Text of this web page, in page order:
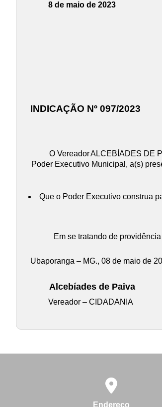
8 de maio de 2023
INDICAÇÃO Nº 097/2023
O VereadorALCEBÍADES DE
Poder Executivo Municipal, a(s)
Que o Poder Executivo construa
Em se tratando de
Ubaporanga – MG., 08 de maio de
Alcebíades de Paiva
Vereador – CIDADANIA
Endereço